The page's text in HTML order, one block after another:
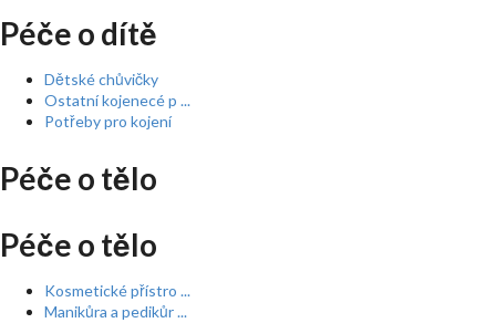
Péče o dítě
Dětské chůvičky
Ostatní kojenecé p ...
Potřeby pro kojení
Péče o tělo
Péče o tělo
Kosmetické přístro ...
Manikůra a pedikůr ...